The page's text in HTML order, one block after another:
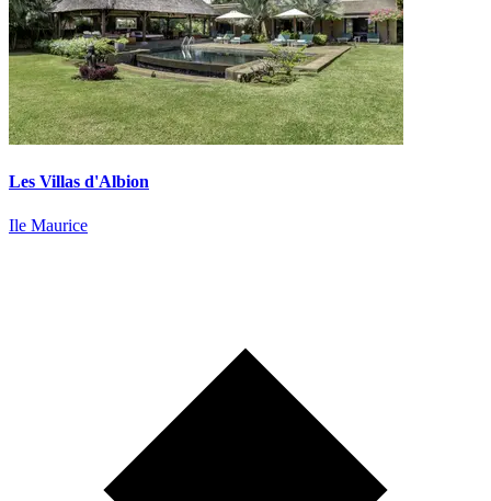
Les Villas d'Albion
Ile Maurice